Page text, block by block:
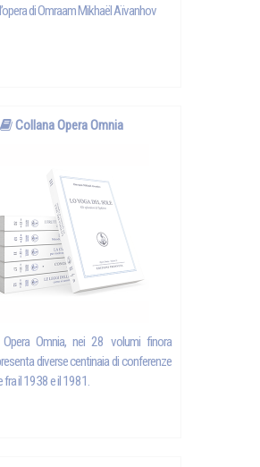
di Omraam Mikhaël Aïvanhov
Collana Opera Omnia
Omnia, nei 28 volumi finora
diverse centinaia di conferenze
fra il 1938 e il 1981.